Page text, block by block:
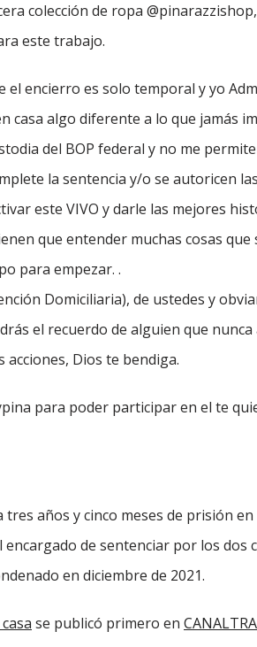
colección de ropa
este trabajo.
encierro es solo temporal y yo
casa algo diferente a lo que jamás
del BOP federal y no me
la sentencia y/o se autoricen las
este VIVO y darle las mejores
que entender muchas cosas que
para empezar. .
Domiciliaria), de ustedes y
el recuerdo de alguien que nunca
acciones, Dios te bendiga.
para poder participar en el te
años y cinco meses de prisión en
encargado de sentenciar por los dos
en diciembre de 2021.
se publicó primero en